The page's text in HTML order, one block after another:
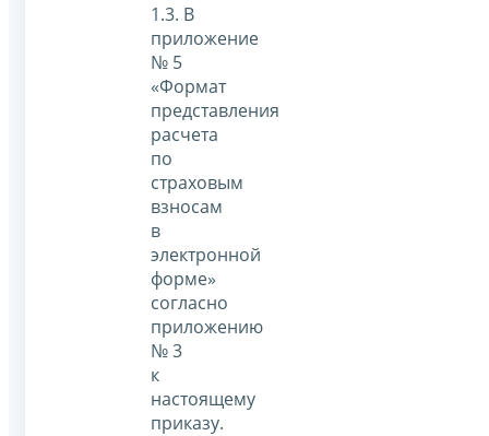
1.3. В
приложение
№ 5
«Формат
представления
расчета
по
страховым
взносам
в
электронной
форме»
согласно
приложению
№ 3
к
настоящему
приказу.